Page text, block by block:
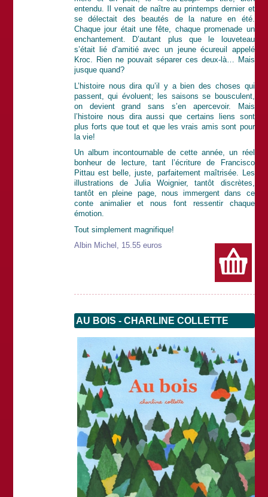
entendu. Il venait de naître au printemps dernier et
se délectait des beautés de la nature en été.
Chaque jour était une fête, chaque promenade un
enchantement. D’autant plus que le louveteau
s’était lié d’amitié avec un jeune écureuil appelé
Kroc. Rien ne pouvait séparer ces deux-là… Mais
jusque quand?
L’histoire nous dira qu’il y a bien des choses qui
passent, qui évoluent; les saisons se bousculent,
on devient grand sans s’en apercevoir. Mais
l’histoire nous dira aussi que certains liens sont
plus forts que tout et que les vrais amis sont pour
la vie!
Un album incontournable de cette année, un réel
bonheur de lecture, tant l’écriture de Francisco
Pittau est belle, juste, parfaitement maîtrisée. Les
illustrations de Julia Woignier, tantôt discrètes,
tantôt en pleine page, nous immergent dans ce
conte animalier et nous font ressentir chaque
émotion.
Tout simplement magnifique!
Albin Michel, 15.55 euros
AU BOIS - CHARLINE COLLETTE